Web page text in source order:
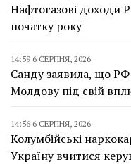
Нафтогазові доходи
початку року
14:59 6 СЕРПНЯ, 2026
Санду заявила, що
Молдову під свій
14:56 6 СЕРПНЯ, 2026
Колумбійські
Україну вчитися